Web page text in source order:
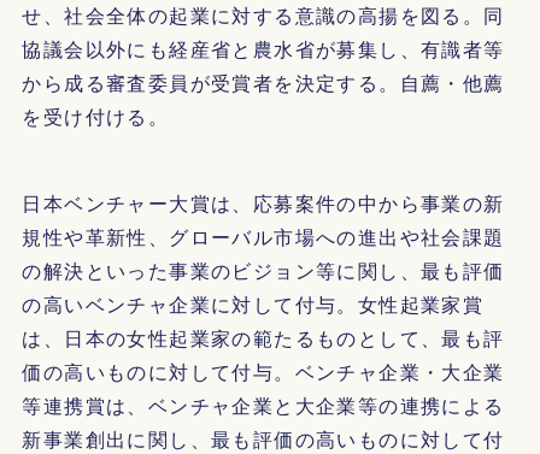
せ、社会全体の起業に対する意識の高揚を図る。同
協議会以外にも経産省と農水省が募集し、有識者等
から成る審査委員が受賞者を決定する。自薦・他薦
を受け付ける。
日本ベンチャー大賞は、応募案件の中から事業の新
規性や革新性、グローバル市場への進出や社会課題
の解決といった事業のビジョン等に関し、最も評価
の高いベンチャ企業に対して付与。女性起業家賞
は、日本の女性起業家の範たるものとして、最も評
価の高いものに対して付与。ベンチャ企業・大企業
等連携賞は、ベンチャ企業と大企業等の連携による
新事業創出に関し、最も評価の高いものに対して付